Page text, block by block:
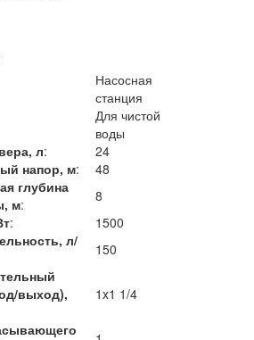
Насосная
станция
Для чистой
воды
л:
24
напор, м:
48
глубина
м:
8
:
1500
л/
150
выход),
1x1 1/4